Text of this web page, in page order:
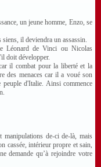
un jeune homme, Enzo, se
il deviendra un assassin.
Léonard de Vinci ou Nicolas
doit développer.
il combat pour la liberté et la
des menaces car il a voué son
d'Italie. Ainsi commence
manipulations de-ci de-là, mais
cassée, intérieur propre et sain,
demande qu’à rejoindre votre